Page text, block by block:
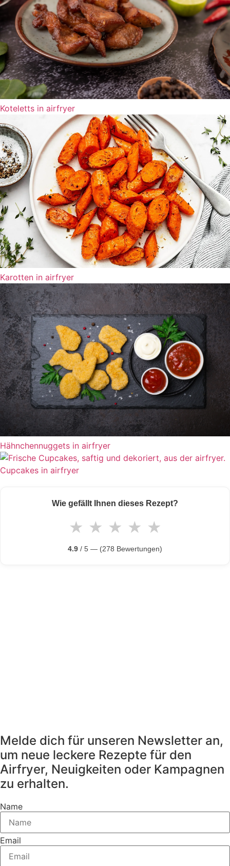
Koteletts in airfryer
Karotten in airfryer
Hähnchennuggets in airfryer
Cupcakes in airfryer
Wie gefällt Ihnen dieses Rezept?
★ ★ ★ ★ ★
4.9 / 5 — (278 Bewertungen)
Melde dich für unseren Newsletter an,
um neue leckere Rezepte für den
Airfryer, Neuigkeiten oder Kampagnen
zu erhalten.
Name
Email